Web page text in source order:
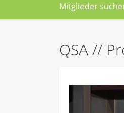
Mitglieder
QSA//